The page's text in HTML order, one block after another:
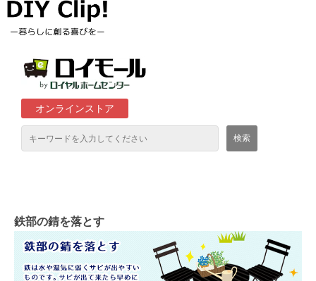
オンラインストア
鉄部の錆を落とす